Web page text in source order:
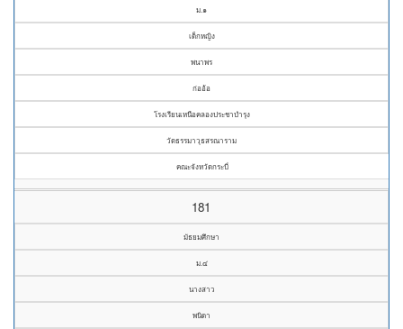
ม.๑
เด็กหญิง
พนาพร
ก่ออ้อ
โรงเรียนเหนือคลองประชาบำรุง
วัดธรรมาวุธสรณาราม
คณะจังหวัดกระบี่
181
มัธยมศึกษา
ม.๔
นางสาว
พนิดา